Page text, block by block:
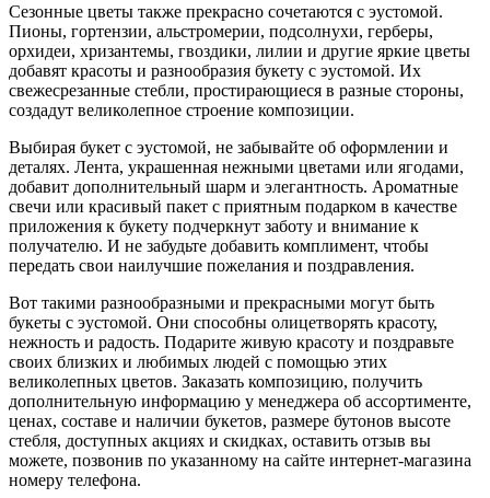
Сезонные цветы также прекрасно сочетаются с эустомой.
Пионы, гортензии, альстромерии, подсолнухи, герберы,
орхидеи, хризантемы, гвоздики, лилии и другие яркие цветы
добавят красоты и разнообразия букету с эустомой. Их
свежесрезанные стебли, простирающиеся в разные стороны,
создадут великолепное строение композиции.
Выбирая букет с эустомой, не забывайте об оформлении и
деталях. Лента, украшенная нежными цветами или ягодами,
добавит дополнительный шарм и элегантность. Ароматные
свечи или красивый пакет с приятным подарком в качестве
приложения к букету подчеркнут заботу и внимание к
получателю. И не забудьте добавить комплимент, чтобы
передать свои наилучшие пожелания и поздравления.
Вот такими разнообразными и прекрасными могут быть
букеты с эустомой. Они способны олицетворять красоту,
нежность и радость. Подарите живую красоту и поздравьте
своих близких и любимых людей с помощью этих
великолепных цветов. Заказать композицию, получить
дополнительную информацию у менеджера об ассортименте,
ценах, составе и наличии букетов, размере бутонов высоте
стебля, доступных акциях и скидках, оставить отзыв вы
можете, позвонив по указанному на сайте интернет-магазина
номеру телефона.